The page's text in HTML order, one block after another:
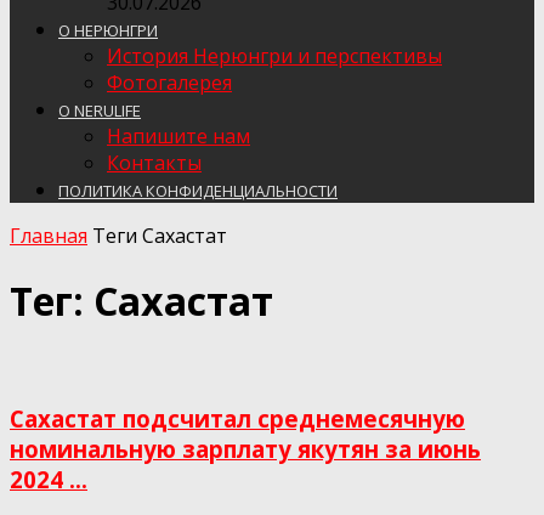
О НЕРЮНГРИ
История Нерюнгри и перспективы
Фотогалерея
О NERULIFE
Напишите нам
Контакты
ПОЛИТИКА КОНФИДЕНЦИАЛЬНОСТИ
Главная Теги Сахастат
Тег: Сахастат
Сахастат подсчитал среднемесячную
номинальную зарплату якутян за июнь
2024 ...